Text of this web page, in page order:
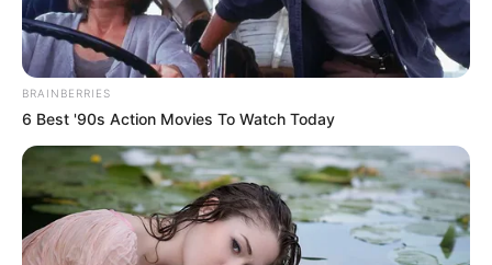
BRAINBERRIES
6 Best '90s Action Movies To Watch Today